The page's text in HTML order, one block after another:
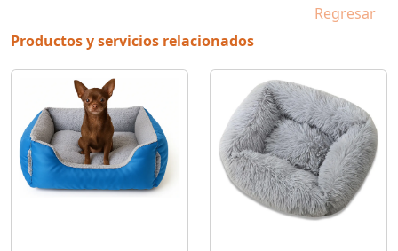
Regresar
Productos y servicios relacionados